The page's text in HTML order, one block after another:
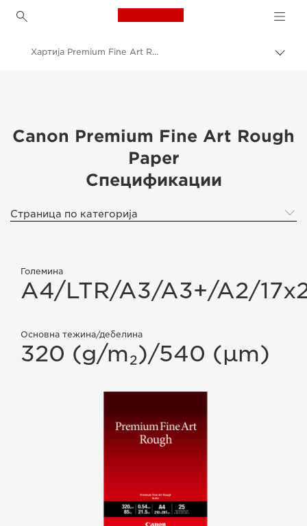
Canon Logo, back to
Хартија Premium Fine Art Rough од Canon
Хартија Premium Fine Art Rough од Canon - спецификации
Canon Premium Fine Art Rough
Paper
Спецификации
Страница по категорија
Големина
A4/LTR/A3/A3+/A2/
Основна тежина/дебелина
320 (g/m₂)/540 (µm)